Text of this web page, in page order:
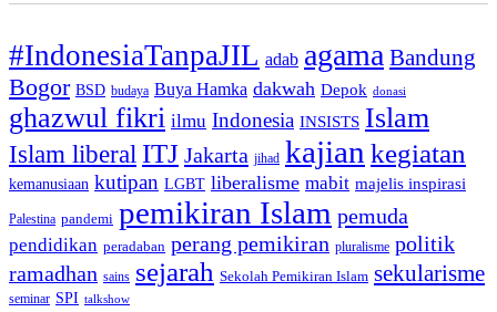
#IndonesiaTanpaJIL adab agama Bandung
Bogor BSD budaya Buya Hamka dakwah Depok donasi
ghazwul fikri ilmu Indonesia INSISTS Islam
Islam liberal ITJ Jakarta jihad kajian kegiatan
kemanusiaan kutipan LGBT liberalisme mabit majelis inspirasi
Palestina pandemi pemikiran Islam pemuda
pendidikan peradaban perang pemikiran pluralisme politik
ramadhan sains sejarah Sekolah Pemikiran Islam sekularisme
seminar SPI talkshow